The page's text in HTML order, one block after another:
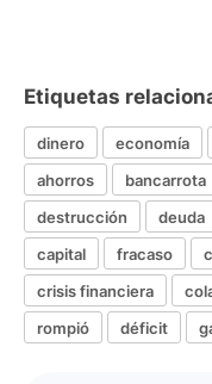
Etiquetas
dinero economía
ahorros
bancarrota
destrucción
deuda
capital
fracaso
crisis financiera
rompió
déficit